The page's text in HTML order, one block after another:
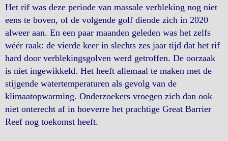
Het rif was deze periode van massale verbleking nog niet
eens te boven, of de volgende golf diende zich in 2020
alweer aan. En een paar maanden geleden was het zelfs
wéér raak: de vierde keer in slechts zes jaar tijd dat het rif
hard door verblekingsgolven werd getroffen. De oorzaak
is niet ingewikkeld. Het heeft allemaal te maken met de
stijgende watertemperaturen als gevolg van de
klimaatopwarming. Onderzoekers vroegen zich dan ook
niet onterecht af in hoeverre het prachtige Great Barrier
Reef nog toekomst heeft.